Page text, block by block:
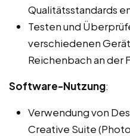
Qualitätsstandards
Testen und
verschiedenen
Reichenbach an der
Software-Nutzung:
Verwendung von
Creative Suite